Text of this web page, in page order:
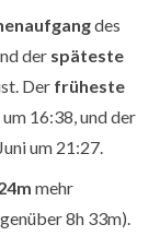
des
der späteste
Der früheste
16:38, und der
um 21:27.
mehr
8h 33m).